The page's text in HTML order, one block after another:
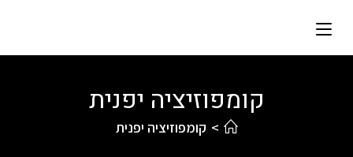
קומפוזיציה יפנית
> קומפוזיציה יפנית